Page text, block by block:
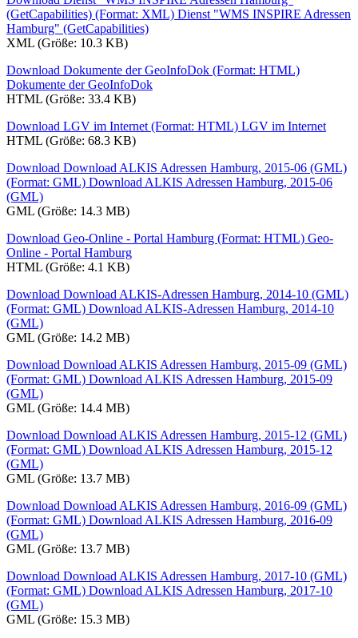
(GetCapabilities) (Format: XML) Dienst "WMS INSPIRE Adressen
Hamburg" (GetCapabilities)
XML (Größe: 10.3 KB)
Download Dokumente der GeoInfoDok (Format: HTML)
Dokumente der GeoInfoDok
HTML (Größe: 33.4 KB)
Download LGV im Internet (Format: HTML) LGV im Internet
HTML (Größe: 68.3 KB)
Download Download ALKIS Adressen Hamburg, 2015-06 (GML)
(Format: GML) Download ALKIS Adressen Hamburg, 2015-06
(GML)
GML (Größe: 14.3 MB)
Download Geo-Online - Portal Hamburg (Format: HTML) Geo-
Online - Portal Hamburg
HTML (Größe: 4.1 KB)
Download Download ALKIS-Adressen Hamburg, 2014-10 (GML)
(Format: GML) Download ALKIS-Adressen Hamburg, 2014-10
(GML)
GML (Größe: 14.2 MB)
Download Download ALKIS Adressen Hamburg, 2015-09 (GML)
(Format: GML) Download ALKIS Adressen Hamburg, 2015-09
(GML)
GML (Größe: 14.4 MB)
Download Download ALKIS Adressen Hamburg, 2015-12 (GML)
(Format: GML) Download ALKIS Adressen Hamburg, 2015-12
(GML)
GML (Größe: 13.7 MB)
Download Download ALKIS Adressen Hamburg, 2016-09 (GML)
(Format: GML) Download ALKIS Adressen Hamburg, 2016-09
(GML)
GML (Größe: 13.7 MB)
Download Download ALKIS Adressen Hamburg, 2017-10 (GML)
(Format: GML) Download ALKIS Adressen Hamburg, 2017-10
(GML)
GML (Größe: 15.3 MB)